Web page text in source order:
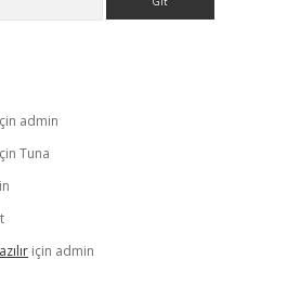
admin
Tuna
için admin